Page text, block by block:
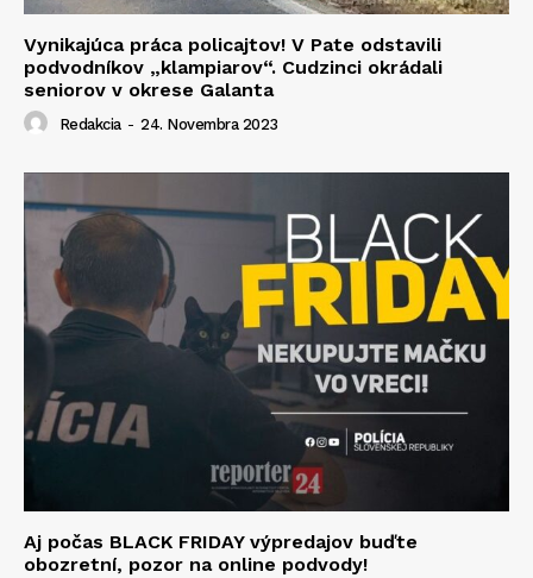
Vynikajúca práca policajtov! V Pate odstavili
podvodníkov „klampiarov“. Cudzinci okrádali
seniorov v okrese Galanta
Redakcia - 24. Novembra 2023
Aj počas BLACK FRIDAY výpredajov buďte
obozretní, pozor na online podvody!